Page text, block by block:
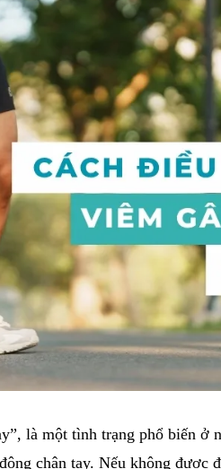
là một tình trạng phổ biến ở
chân tay. Nếu không